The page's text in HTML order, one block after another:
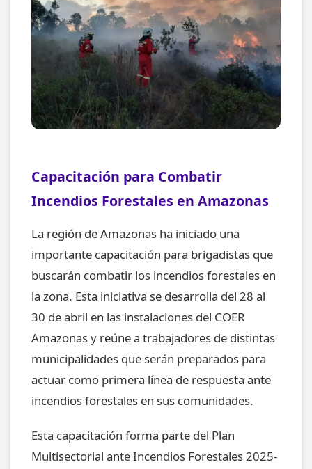
Capacitación para Combatir
Incendios Forestales en Amazonas
La región de Amazonas ha iniciado una
importante capacitación para brigadistas que
buscarán combatir los incendios forestales en
la zona. Esta iniciativa se desarrolla del 28 al
30 de abril en las instalaciones del COER
Amazonas y reúne a trabajadores de distintas
municipalidades que serán preparados para
actuar como primera línea de respuesta ante
incendios forestales en sus comunidades.
Esta capacitación forma parte del Plan
Multisectorial ante Incendios Forestales 2025-